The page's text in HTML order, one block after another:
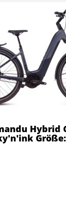
Hybrid
Größe: